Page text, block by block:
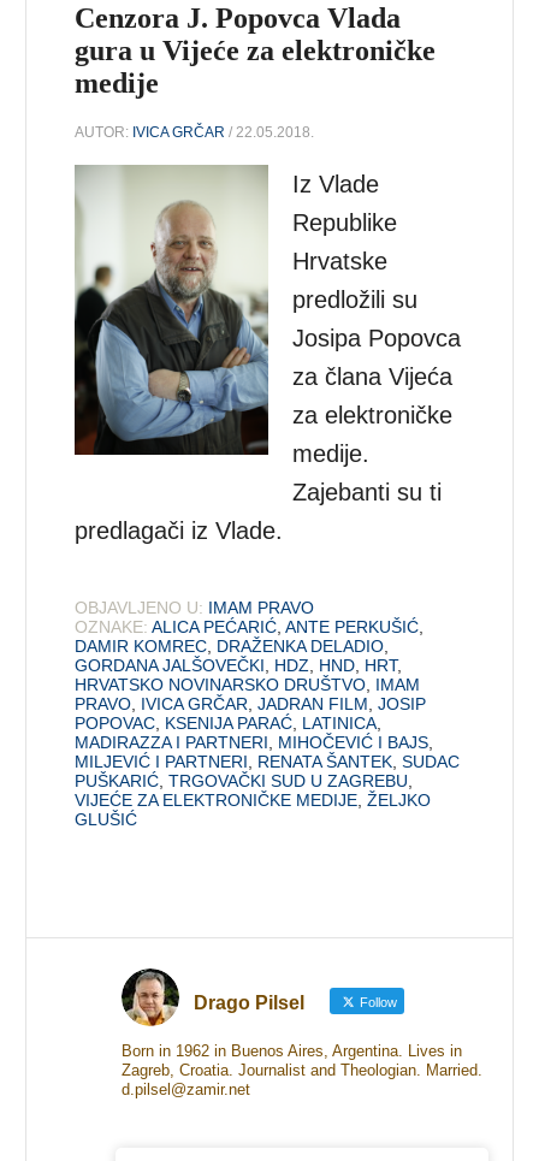
Cenzora J. Popovca Vlada
gura u Vijeće za elektroničke
medije
AUTOR: IVICA GRČAR / 22.05.2018.
Iz Vlade
Republike
Hrvatske
predložili su
Josipa Popovca
za člana Vijeća
za elektroničke
medije.
Zajebanti su ti
predlagači iz Vlade.
OBJAVLJENO U: IMAM PRAVO
OZNAKE: ALICA PEĆARIĆ ,ANTE PERKUŠIĆ
DAMIR KOMREC DRAŽENKA DELADIO
GORDANA JALŠOVEČKI
HDZ HND HRT,
HRVATSKO NOVINARSKO DRUŠTVO IMAM
PRAVO IVICA GRČAR ,JADRAN FILM ,JOSIP
POPOVAC KSENIJA PARAĆ LATINICA
MADIRAZZA I PARTNERI
MIHOČEVIĆ I BAJS
MILJEVIĆ I PARTNERI
RENATA ŠANTEK ,SUDAC
PUŠKARIĆ ,TRGOVAČKI SUD U ZAGREBU
VIJEĆE ZA ELEKTRONIČKE MEDIJE ,ŽELJKO
GLUŠIĆ
Drago Pilsel Follow
Born in 1962 in Buenos Aires, Argentina. Lives in
Zagreb, Croatia. Journalist and Theologian. Married.
d.pilsel@zamir.net